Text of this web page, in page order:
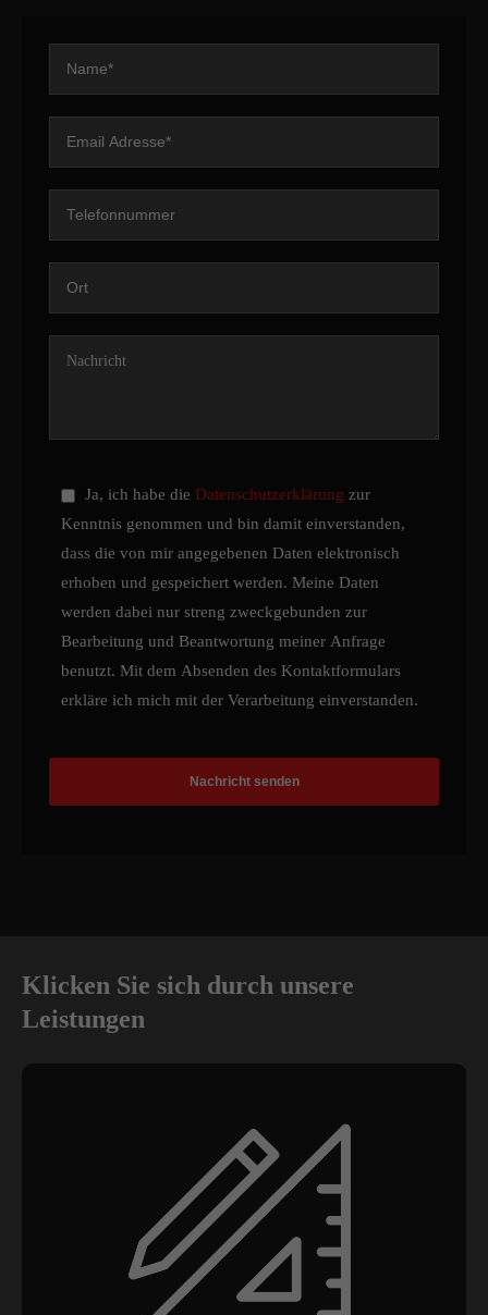
Ja, ich habe die Datenschutzerklärung zur
Kenntnis genommen und bin damit einverstanden,
dass die von mir angegebenen Daten elektronisch
erhoben und gespeichert werden. Meine Daten
werden dabei nur streng zweckgebunden zur
Bearbeitung und Beantwortung meiner Anfrage
benutzt. Mit dem Absenden des Kontaktformulars
erkläre ich mich mit der Verarbeitung einverstanden.
Nachricht senden
Klicken Sie sich durch unsere
Leistungen